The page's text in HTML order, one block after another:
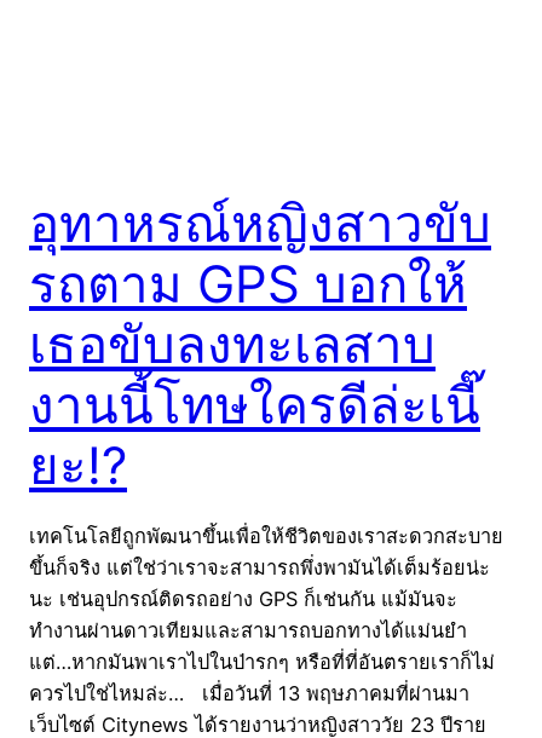
อุทาหรณ์หญิงสาวขับ
รถตาม GPS บอกให้
เธอขับลงทะเลสาบ
งานนี้โทษใครดีล่ะเนี๊
ยะ!?
เทคโนโลยีถูกพัฒนาขึ้นเพื่อให้ชีวิตของเราสะดวกสะบาย
ขึ้นก็จริง แต่ใช่ว่าเราจะสามารถพึ่งพามันได้เต็มร้อยน่ะ
นะ เช่นอุปกรณ์ติดรถอย่าง GPS ก็เช่นกัน แม้มันจะ
ทำงานผ่านดาวเทียมและสามารถบอกทางได้แม่นยำ
แต่…หากมันพาเราไปในป่ารกๆ หรือที่ที่อันตรายเราก็ไม่
ควรไปใช่ไหมล่ะ… เมื่อวันที่ 13 พฤษภาคมที่ผ่านมา
เว็บไซต์ Citynews ได้รายงานว่าหญิงสาววัย 23 ปีราย